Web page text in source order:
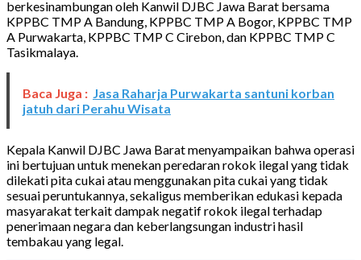
berkesinambungan oleh Kanwil DJBC Jawa Barat bersama
KPPBC TMP A Bandung, KPPBC TMP A Bogor, KPPBC TMP
A Purwakarta, KPPBC TMP C Cirebon, dan KPPBC TMP C
Tasikmalaya.
Baca Juga : Jasa Raharja Purwakarta santuni korban
jatuh dari Perahu Wisata
Kepala Kanwil DJBC Jawa Barat menyampaikan bahwa operasi
ini bertujuan untuk menekan peredaran rokok ilegal yang tidak
dilekati pita cukai atau menggunakan pita cukai yang tidak
sesuai peruntukannya, sekaligus memberikan edukasi kepada
masyarakat terkait dampak negatif rokok ilegal terhadap
penerimaan negara dan keberlangsungan industri hasil
tembakau yang legal.